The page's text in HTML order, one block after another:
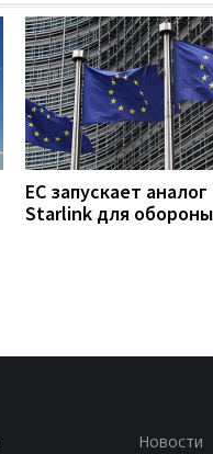
ЕС запускает аналог
Starlink для обороны
Новости